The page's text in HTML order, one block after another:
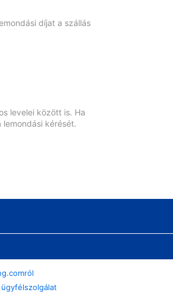
díjat a szállás
levelei között is. Ha
kérését.